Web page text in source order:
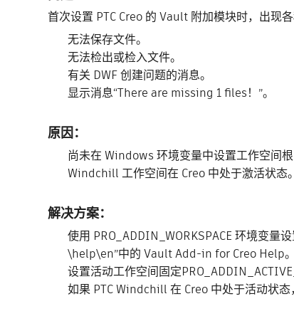
首次设置 PTC Creo 的 Vault 附加模块时，出现
无法保存文件。
无法检出或检入文件。
有关 DWF 创建问题的消息。
显示消息“There are missing 1 files！”。
原因：
尚未在 Windows 环境变量中设置工作空间根
Windchill 工作空间在 Creo 中处于激活状态。
解决方案：
使用 PRO_ADDIN_WORKSPACE 环境变
\help\en”中的 Vault Add-in for Creo Help。
设置活动工作空间固定
如果 PTC Windchill 在 Creo 中处于活动状